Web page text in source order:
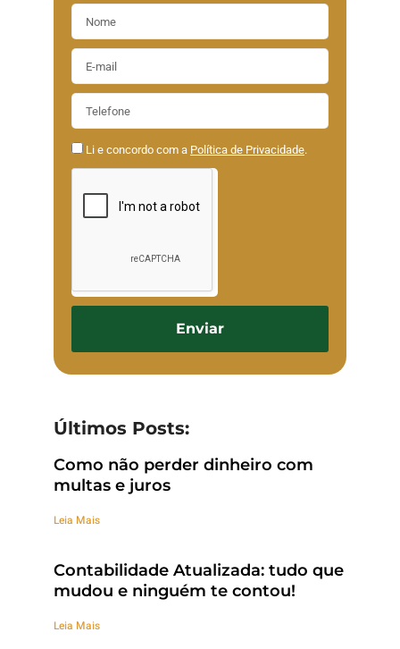
Li e concordo com a Política de Privacidade.
Enviar
Últimos Posts:
Como não perder dinheiro com
multas e juros
Leia Mais
Contabilidade Atualizada: tudo que
mudou e ninguém te contou!
Leia Mais